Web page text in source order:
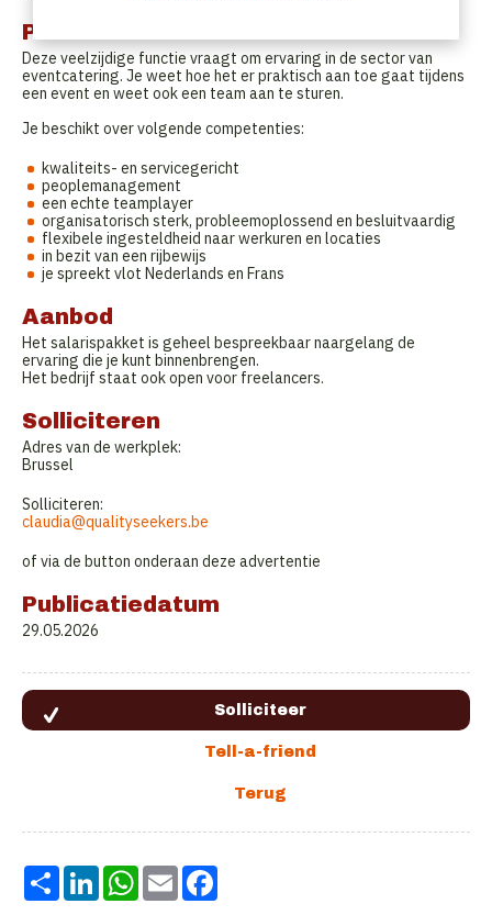
Profiel
Deze veelzijdige functie vraagt om ervaring in de sector van
eventcatering. Je weet hoe het er praktisch aan toe gaat tijdens
een event en weet ook een team aan te sturen.
Je beschikt over volgende competenties:
kwaliteits- en servicegericht
peoplemanagement
een echte teamplayer
organisatorisch sterk, probleemoplossend en besluitvaardig
flexibele ingesteldheid naar werkuren en locaties
in bezit van een rijbewijs
je spreekt vlot Nederlands en Frans
Aanbod
Het salarispakket is geheel bespreekbaar naargelang de
ervaring die je kunt binnenbrengen.
Het bedrijf staat ook open voor freelancers.
Solliciteren
Adres van de werkplek:
Brussel
Solliciteren:
claudia@qualityseekers.be
of via de button onderaan deze advertentie
Publicatiedatum
29.05.2026
Share LinkedInWhatsApp
Email